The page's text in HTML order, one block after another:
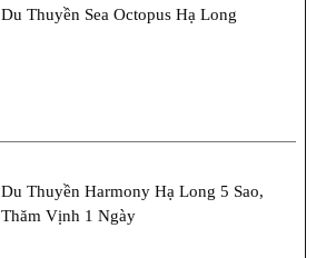
Du Thuyền Sea Octopus Hạ Long
Du Thuyền Harmony Hạ Long 5 Sao,
Thăm Vịnh 1 Ngày